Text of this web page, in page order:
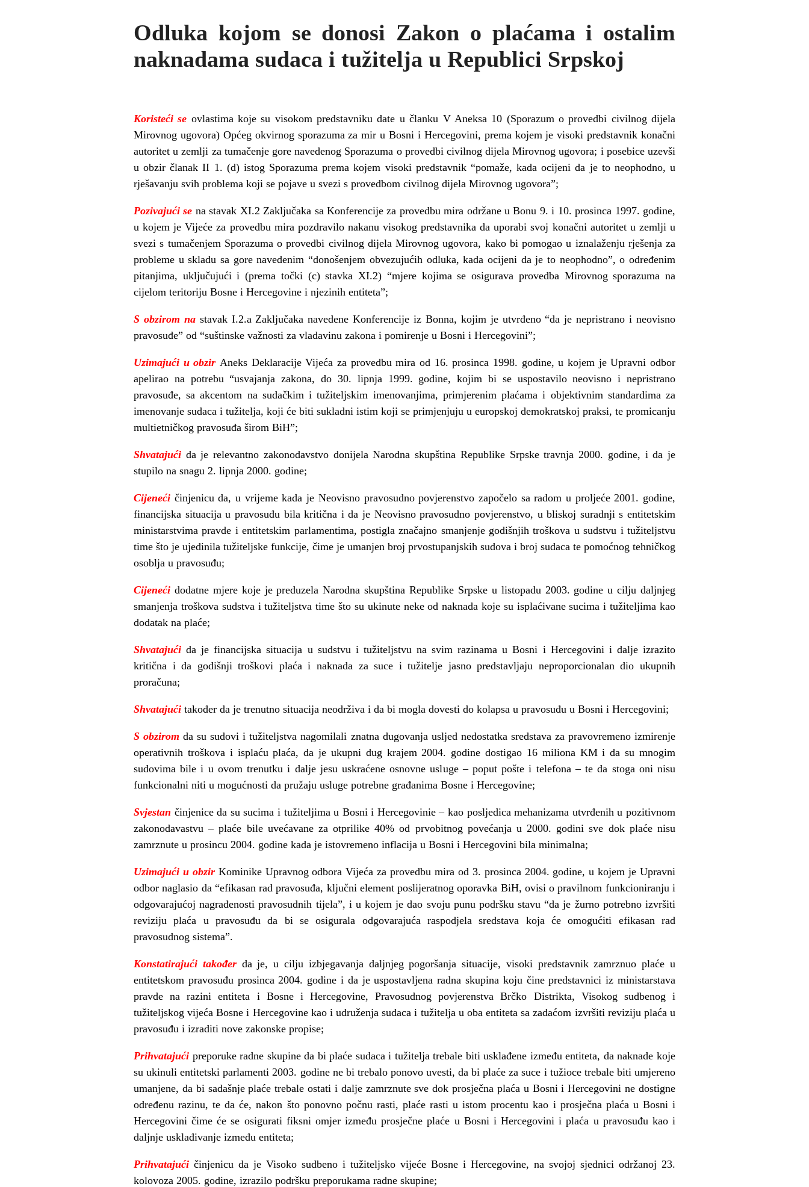
Odluka kojom se donosi Zakon o plaćama i ostalim
naknadama sudaca i tužitelja u Republici Srpskoj
Koristeći se ovlastima koje su visokom predstavniku date u članku V Aneksa 10 (Sporazum o provedbi civilnog dijela
Mirovnog ugovora) Općeg okvirnog sporazuma za mir u Bosni i Hercegovini, prema kojem je visoki predstavnik konačni
autoritet u zemlji za tumačenje gore navedenog Sporazuma o provedbi civilnog dijela Mirovnog ugovora; i posebice uzevši
u obzir članak II 1. (d) istog Sporazuma prema kojem visoki predstavnik “pomaže, kada ocijeni da je to neophodno, u
rješavanju svih problema koji se pojave u svezi s provedbom civilnog dijela Mirovnog ugovora”;
Pozivajući se na stavak XI.2 Zaključaka sa Konferencije za provedbu mira održane u Bonu 9. i 10. prosinca 1997. godine,
u kojem je Vijeće za provedbu mira pozdravilo nakanu visokog predstavnika da uporabi svoj konačni autoritet u zemlji u
svezi s tumačenjem Sporazuma o provedbi civilnog dijela Mirovnog ugovora, kako bi pomogao u iznalaženju rješenja za
probleme u skladu sa gore navedenim “donošenjem obvezujućih odluka, kada ocijeni da je to neophodno”, o određenim
pitanjima, uključujući i (prema točki (c) stavka XI.2) “mjere kojima se osigurava provedba Mirovnog sporazuma na
cijelom teritoriju Bosne i Hercegovine i njezinih entiteta”;
S obzirom na stavak I.2.a Zaključaka navedene Konferencije iz Bonna, kojim je utvrđeno “da je nepristrano i neovisno
pravosuđe” od “suštinske važnosti za vladavinu zakona i pomirenje u Bosni i Hercegovini”;
Uzimajući u obzir Aneks Deklaracije Vijeća za provedbu mira od 16. prosinca 1998. godine, u kojem je Upravni odbor
apelirao na potrebu “usvajanja zakona, do 30. lipnja 1999. godine, kojim bi se uspostavilo neovisno i nepristrano
pravosuđe, sa akcentom na sudačkim i tužiteljskim imenovanjima, primjerenim plaćama i objektivnim standardima za
imenovanje sudaca i tužitelja, koji će biti sukladni istim koji se primjenjuju u europskoj demokratskoj praksi, te promicanju
multietničkog pravosuđa širom BiH”;
Shvatajući da je relevantno zakonodavstvo donijela Narodna skupština Republike Srpske travnja 2000. godine, i da je
stupilo na snagu 2. lipnja 2000. godine;
Cijeneći činjenicu da, u vrijeme kada je Neovisno pravosudno povjerenstvo započelo sa radom u proljeće 2001. godine,
financijska situacija u pravosuđu bila kritična i da je Neovisno pravosudno povjerenstvo, u bliskoj suradnji s entitetskim
ministarstvima pravde i entitetskim parlamentima, postigla značajno smanjenje godišnjih troškova u sudstvu i tužiteljstvu
time što je ujedinila tužiteljske funkcije, čime je umanjen broj prvostupanjskih sudova i broj sudaca te pomoćnog tehničkog
osoblja u pravosuđu;
Cijeneći dodatne mjere koje je preduzela Narodna skupština Republike Srpske u listopadu 2003. godine u cilju daljnjeg
smanjenja troškova sudstva i tužiteljstva time što su ukinute neke od naknada koje su isplaćivane sucima i tužiteljima kao
dodatak na plaće;
Shvatajućida je financijska situacija u sudstvu i tužiteljstvu na svim razinama u Bosni i Hercegovini i dalje izrazito
kritična i da godišnji troškovi plaća i naknada za suce i tužitelje jasno predstavljaju neproporcionalan dio ukupnih
proračuna;
Shvatajući također da je trenutno situacija neodrživa i da bi mogla dovesti do kolapsa u pravosuđu u Bosni i Hercegovini;
S obziromda su sudovi i tužiteljstva nagomilali znatna dugovanja usljed nedostatka sredstava za pravovremeno izmirenje
operativnih troškova i isplaću plaća, da je ukupni dug krajem 2004. godine dostigao 16 miliona KM i da su mnogim
sudovima bile i u ovom trenutku i dalje jesu uskraćene osnovne usluge – poput pošte i telefona – te da stoga oni nisu
funkcionalni niti u mogućnosti da pružaju usluge potrebne građanima Bosne i Hercegovine;
Svjestan činjenice da su sucima i tužiteljima u Bosni i Hercegovinie – kao posljedica mehanizama utvrđenih u pozitivnom
zakonodavastvu – plaće bile uvećavane za otprilike 40% od prvobitnog povećanja u 2000. godini sve dok plaće nisu
zamrznute u prosincu 2004. godine kada je istovremeno inflacija u Bosni i Hercegovini bila minimalna;
Uzimajući u obzir Kominike Upravnog odbora Vijeća za provedbu mira od 3. prosinca 2004. godine, u kojem je Upravni
odbor naglasio da “efikasan rad pravosuđa, ključni element poslijeratnog oporavka BiH, ovisi o pravilnom funkcioniranju i
odgovarajućoj nagrađenosti pravosudnih tijela”, i u kojem je dao svoju punu podršku stavu “da je žurno potrebno izvršiti
reviziju plaća u pravosuđu da bi se osigurala odgovarajuća raspodjela sredstava koja će omogućiti efikasan rad
pravosudnog sistema”.
Konstatirajući takođerda je, u cilju izbjegavanja daljnjeg pogoršanja situacije, visoki predstavnik zamrznuo plaće u
entitetskom pravosuđu prosinca 2004. godine i da je uspostavljena radna skupina koju čine predstavnici iz ministarstava
pravde na razini entiteta i Bosne i Hercegovine, Pravosudnog povjerenstva Brčko Distrikta, Visokog sudbenog i
tužiteljskog vijeća Bosne i Hercegovine kao i udruženja sudaca i tužitelja u oba entiteta sa zadaćom izvršiti reviziju plaća u
pravosuđu i izraditi nove zakonske propise;
Prihvatajući preporuke radne skupine da bi plaće sudaca i tužitelja trebale biti usklađene između entiteta, da naknade koje
su ukinuli entitetski parlamenti 2003. godine ne bi trebalo ponovo uvesti, da bi plaće za suce i tužioce trebale biti umjereno
umanjene, da bi sadašnje plaće trebale ostati i dalje zamrznute sve dok prosječna plaća u Bosni i Hercegovini ne dostigne
određenu razinu, te da će, nakon što ponovno počnu rasti, plaće rasti u istom procentu kao i prosječna plaća u Bosni i
Hercegovini čime će se osigurati fiksni omjer između prosječne plaće u Bosni i Hercegovini i plaća u pravosuđu kao i
daljnje usklađivanje između entiteta;
Prihvatajući činjenicu da je Visoko sudbeno i tužiteljsko vijeće Bosne i Hercegovine, na svojoj sjednici održanoj 23.
kolovoza 2005. godine, izrazilo podršku preporukama radne skupine;